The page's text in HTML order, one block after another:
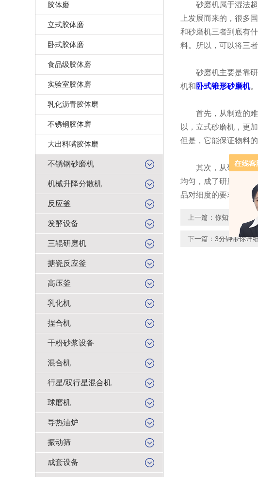
胶体磨
立式胶体磨
卧式胶体磨
食品级胶体磨
实验室胶体磨
乳化沥青胶体磨
不锈钢胶体磨
大出料嘴胶体磨
不锈钢砂磨机
机械升降分散机
反应釜
发酵设备
三辊研磨机
搪瓷反应釜
高压釜
乳化机
捏合机
干粉砂浆设备
混合机
行星/双行星混合机
球磨机
导热油炉
振动筛
成套设备
砂磨机属于湿法超
上发展而来的，很多
和砂磨机三者到底有
料。所以，可以将三
砂磨机主要是靠研
机和 卧式锥形砂磨机
首先，从制造的难
以，立式砂磨机，更
但是，它能保证物料
其次，从研磨的细
均匀，成了研磨效果
品对细度的要求。
上一篇： 你知道吗?高
下一篇： 3分钟带你详